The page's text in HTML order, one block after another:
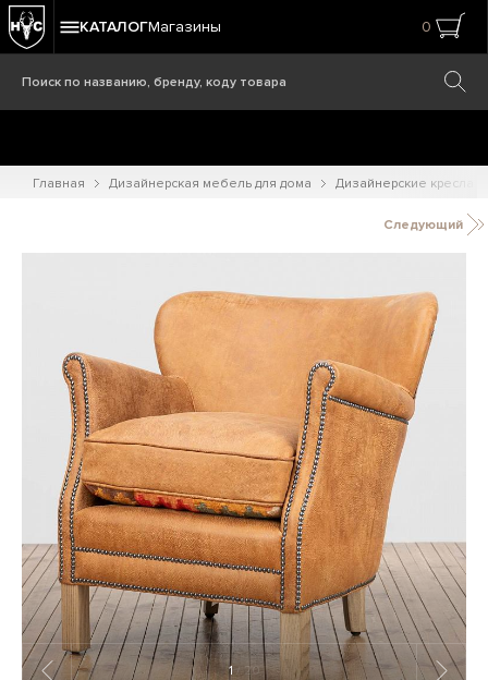
КАТАЛОГМагазины 0
Главная Дизайнерская мебель для дома Дизайнерские кресла
Следующий
1 / 20